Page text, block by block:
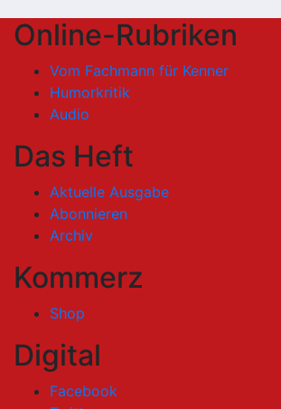
Online-Rubriken
Vom Fachmann für Kenner
Humorkritik
Audio
Das Heft
Aktuelle Ausgabe
Abonnieren
Archiv
Kommerz
Shop
Digital
Facebook